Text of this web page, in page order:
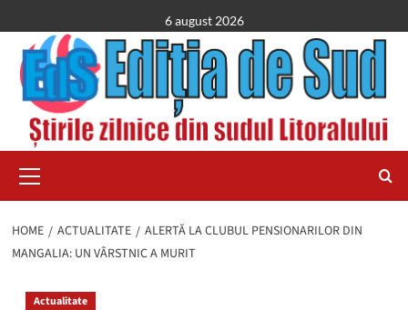
to
content
6 august 2026
Menu
HOME ACTUALITATE
ALERTĂ LA CLUBUL PENSIONARILOR DIN
MANGALIA: UN VÂRSTNIC A MURIT
Actualitate